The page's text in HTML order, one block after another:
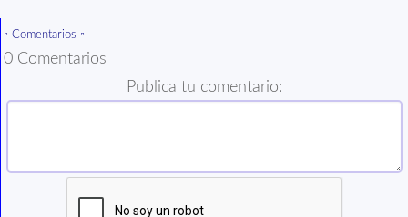
▫️ Comentarios ▫️
0 Comentarios
Publica tu comentario: